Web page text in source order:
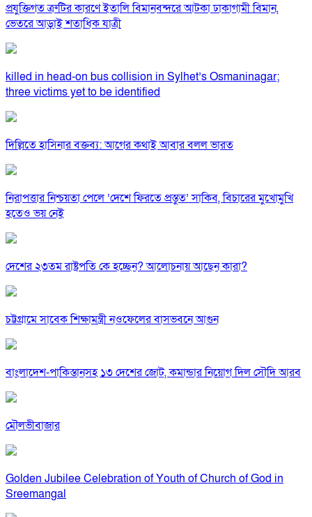
প্রযুক্তিগত ত্রুটির কারণে ইতালি বিমানবন্দরে আটকা ঢাকাগামী বিমান,
ভেতরে আড়াই শতাধিক যাত্রী
killed in head-on bus collision in Sylhet’s Osmaninagar;
three victims yet to be identified
দিল্লিতে হাসিনার বক্তব্য: আগের কথাই আবার বলল ভারত
নিরাপত্তার নিশ্চয়তা পেলে ‘দেশে ফিরতে প্রস্তুত’ সাকিব, বিচারের মুখোমুখি
হতেও ভয় নেই
দেশের ২৩তম রাষ্ট্রপতি কে হচ্ছেন? আলোচনায় আছেন কারা?
চট্টগ্রামে সাবেক শিক্ষামন্ত্রী নওফেলের বাসভবনে আগুন
বাংলাদেশ-পাকিস্তানসহ ১৩ দেশের জোট, কমান্ডার নিয়োগ দিল সৌদি আরব
মৌলভীবাজার
Golden Jubilee Celebration of Youth of Church of God in
Sreemangal